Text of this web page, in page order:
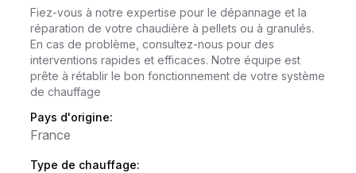
Fiez-vous à notre expertise pour le dépannage et la
réparation de votre chaudière à pellets ou à granulés.
En cas de problème, consultez-nous pour des
interventions rapides et efficaces. Notre équipe est
prête à rétablir le bon fonctionnement de votre système
de chauffage
Pays d'origine:
France
Type de chauffage: